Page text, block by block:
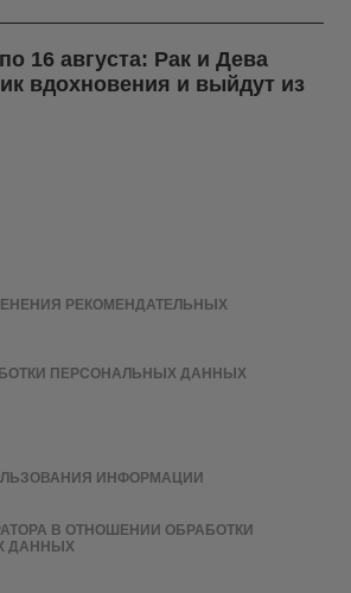
16 августа: Рак и Дева
вдохновения и выйдут из
РЕКОМЕНДАТЕЛЬНЫХ
ПЕРСОНАЛЬНЫХ ДАННЫХ
ИНФОРМАЦИИ
В ОТНОШЕНИИ ОБРАБОТКИ
ДАННЫХ